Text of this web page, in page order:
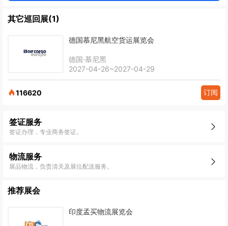
其它巡回展(1)
德国慕尼黑航空货运展览会
德国·慕尼黑
2027-04-26~2027-04-29
116620 订阅
签证服务
签证办理，专业商务签证。
物流服务
展品物流，负责清关及展位配送服务。
推荐展会
印度孟买物流展览会